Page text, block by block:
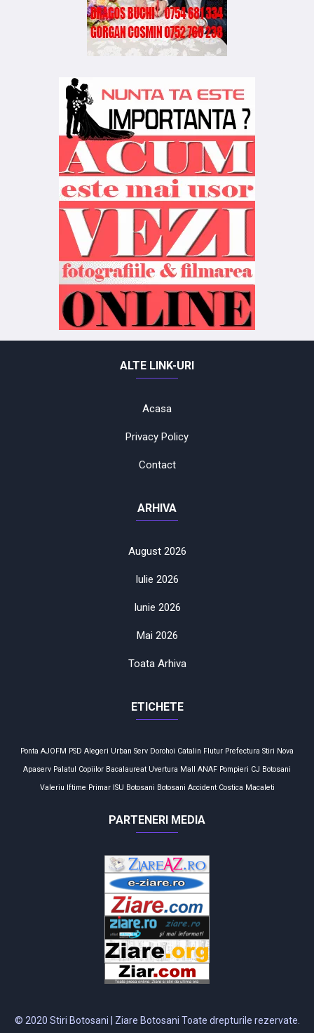
ALTE LINK-URI
Acasa
Privacy Policy
Contact
ARHIVA
August 2026
Iulie 2026
Iunie 2026
Mai 2026
Toata Arhiva
ETICHETE
Ponta AJOFM PSD Alegeri Urban Serv Dorohoi Catalin Flutur Prefectura Stiri Nova
Apaserv Palatul Copiilor Bacalaureat Uvertura Mall ANAF Pompieri CJ Botosani
Valeriu Iftime Primar ISU Botosani Botosani Accident Costica Macaleti
PARTENERI MEDIA
© 2020 Stiri Botosani | Ziare Botosani Toate drepturile rezervate.